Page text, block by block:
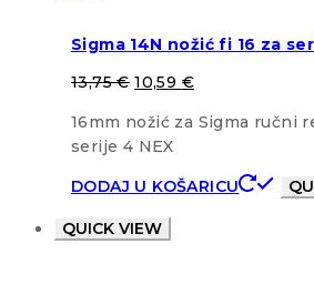
Sigma 14N nožić fi 16 za
13,75€ 10,59 €
16mm nožić za Sigma ručni
serije 4 NEX
DODAJ U KOŠARICU
QUICK VIEW